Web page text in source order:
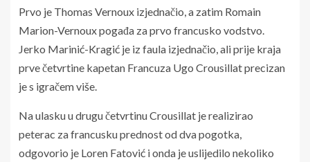
Prvo je Thomas Vernoux izjednačio, a zatim Romain
Marion-Vernoux pogađa za prvo francusko vodstvo.
Jerko Marinić-Kragić je iz faula izjednačio, ali prije kraja
prve četvrtine kapetan Francuza Ugo Crousillat precizan
je s igračem više.
Na ulasku u drugu četvrtinu Crousillat je realizirao
peterac za francusku prednost od dva pogotka,
odgovorio je Loren Fatović i onda je uslijedilo nekoliko